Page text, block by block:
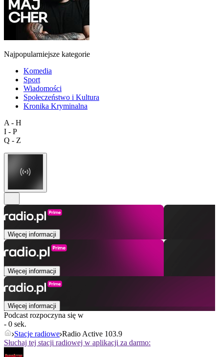
Najpopularniejsze kategorie
Komedia
Sport
Wiadomości
Społeczeństwo i Kultura
Kronika Kryminalna
A - H
I - P
Q - Z
Więcej informacji
Więcej informacji
Więcej informacji
Podcast rozpoczyna się w
- 0 sek.
Stacje radiowe Radio Active 103.9
Słuchaj tej stacji radiowej w aplikacji za darmo: